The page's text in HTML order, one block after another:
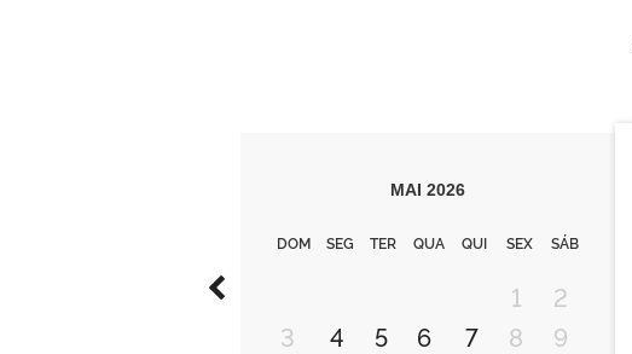
MAI 2026
DOM SEG TER QUA QUI SEX SÁB
1
2
3
4 5 6 7 8
9